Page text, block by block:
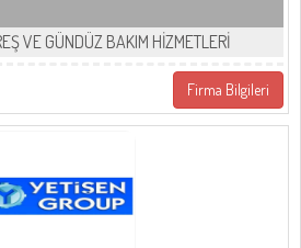
VE GÜNDÜZ BAKIM HİZMETLERİ
Firma Bilgileri